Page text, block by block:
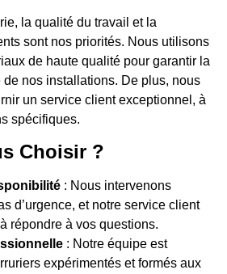
la qualité du travail et la
sont nos priorités. Nous utilisons
de haute qualité pour garantir la
de nos installations. De plus, nous
un service client exceptionnel, à
spécifiques.
Choisir ?
: Nous intervenons
d’urgence, et notre service client
répondre à vos questions.
: Notre équipe est
expérimentés et formés aux